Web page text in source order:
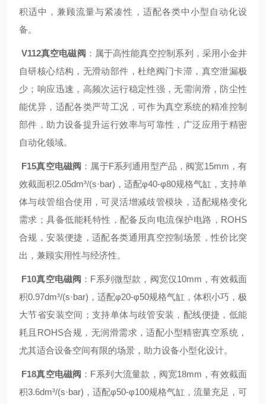
积适中，兼顾流量与紧凑性，适配各类中小型自动化设
备。
V112真空电磁阀 ：属于高性能真空控制系列，采用小金井
自研核心结构，无滑动部件，杜绝阀门卡滞，真空泄漏极
少；响应迅速，高频次运行稳定性强，无需润滑，防尘性
能优异，适配各类严苛工况，可作为真空系统的精准控制
部件，助力设备提升运行效率与可靠性，广泛应用于精密
自动化领域。
F15真空电磁阀 ：属于F系列通用型产品，阀宽15mm，有
效截面积2.05dm³/(s·bar)，适配φ40-φ80规格气缸，支持单
体与歧管组合使用，可灵活增减歧管模块，适配规格变化
需求；具备低能耗特性，配备反向电流保护电路，ROHS
合规，安装便捷，适配各类通用真空控制场景，性价比突
出，兼顾实用性与经济性。
F10真空电磁阀 ：F系列微型款，阀宽仅10mm，有效截面
积0.97dm³/(s·bar)，适配φ20-φ50规格气缸，体积小巧，极
大节省安装空间；支持单体与歧管安装，配线便捷，低能
耗且ROHS合规，无润滑需求，适配小型精密真空系统，
尤其适合设备空间有限的场景，助力设备小型化设计。
F18真空电磁阀 ：F系列大流量款，阀宽18mm，有效截面
积3.6dm³/(s·bar)，适配φ50-φ100规格气缸，流量充足，可